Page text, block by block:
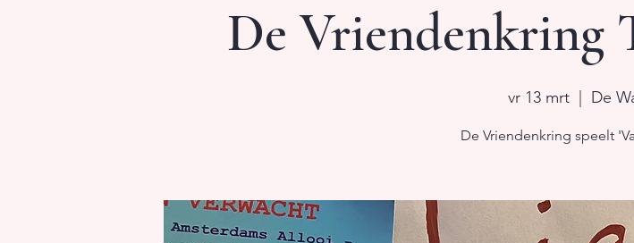
De Vriendenkring
vr 13 mrt
  |
De
De Vriendenkring speelt